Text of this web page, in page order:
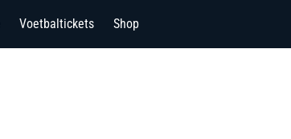
Voetbaltickets Shop